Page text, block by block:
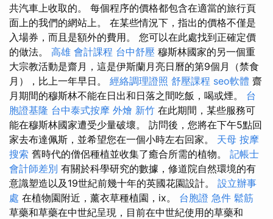
共汽車上收取的。 每個程序的價格都包含在適當的旅行頁
面上的我們的網站上。 在某些情況下，指出的價格不僅是
入場券，而且是額外的費用。 您可以在此處找到正確定價
的做法。 高雄 會計課程 台中舒壓 穆斯林國家的另一個重
大宗教活動是齋月，這是伊斯蘭月亮日曆的第9個月（禁食
月），比上一年早日。 經絡調理證照 舒壓課程 seo軟體 齋
月期間的穆斯林不能在日出和日落之間吃飯，喝或煙。 台
胞證基隆 台中泰式按摩 外燴 新竹 在此期間，某些服務可
能在穆斯林國家遭受少量破壞。 訪問後，您將在下午5點回
家去布達佩斯，並希望您在一個小時左右回家。 天母 按摩
搜索 舊時代的僧侶種植並收集了癒合所需的植物。 記帳士
會計師差別 有關於科學研究的數據，修道院自然環境的有
意識塑造以及19世紀前幾十年的英國花園設計。 設立辦事
處 在植物園附近，薰衣草種植園，ix。 台胞證 急件 鬆筋
草藥和草藥在中世紀呈現，目前在中世紀使用的草藥和